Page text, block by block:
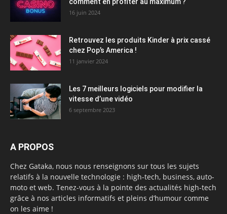
16 juin 2024
Retrouvez les produits Kinder à prix cassé
chez Pop’s America !
11 janvier 2024
Les 7 meilleurs logiciels pour modifier la
vitesse d’une vidéo
6 septembre 2023
A PROPOS
Chez Gataka, nous nous renseignons sur tous les sujets
relatifs à la nouvelle technologie : high-tech, business, auto-
moto et web. Tenez-vous à la pointe des actualités high-tech
grâce à nos articles informatifs et pleins d’humour comme
on les aime !